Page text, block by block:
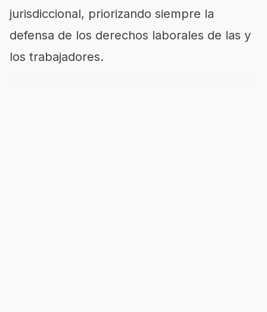
jurisdiccional, priorizando siempre la
defensa de los derechos laborales de las y
los trabajadores.